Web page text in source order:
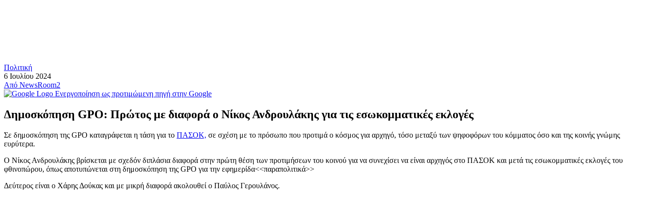
Πολιτική
6 Ιουλίου 2024
Από NewsRoom2
Ενεργοποίηση ως προτιμώμενη πηγή στην Google
Δημοσκόπηση GPO: Πρώτος με διαφορά ο Νίκος Ανδρουλάκης για τις εσωκομματικές εκλογές
Σε δημοσκόπηση της GPO καταγράφεται η τάση για το ΠΑΣΟΚ, σε σχέση με το πρόσωπο που προτιμά ο κόσμος για αρχηγό, τόσο μεταξύ των ψηφοφόρων του κόμματος όσο και της κοινής γνώμης
ευρύτερα.
Ο Νίκος Ανδρουλάκης βρίσκεται με σχεδόν διπλάσια διαφορά στην πρώτη θέση των προτιμήσεων του κοινού για να συνεχίσει να είναι αρχηγός στο ΠΑΣΟΚ και μετά τις εσωκομματικές εκλογές του
φθινοπώρου, όπως αποτυπώνεται στη δημοσκόπηση της GPO για την εφημερίδα<<παραπολιτικά>>
Δεύτερος είναι ο Χάρης Δούκας και με μικρή διαφορά ακολουθεί ο Παύλος Γερουλάνος.